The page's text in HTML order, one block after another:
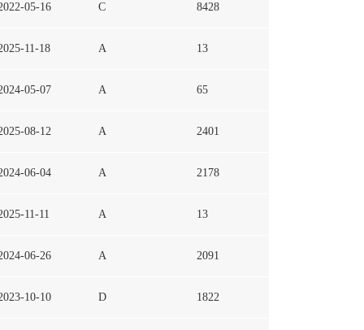
05-16 C 8428
11-18 A 13
05-07 A 65
08-12 A 2401
06-04 A 2178
11-11 A 13
06-26 A 2091
10-10 D 1822